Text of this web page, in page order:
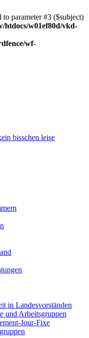
to parameter #3 ($subject)
htdocs/w01ef80d/vkd-
wf-
bisschen leise
in Landesvorständen
und Arbeitsgruppen
Jour-Fixe